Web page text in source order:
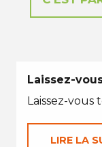
Laissez-
Laissez-vous
LIRE LA